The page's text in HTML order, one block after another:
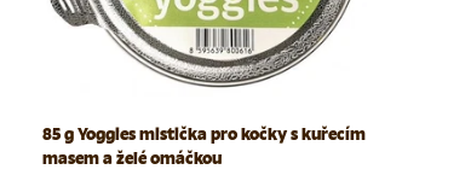
85 g Yoggies mistička pro kočky s kuřecím
masem a želé omáčkou